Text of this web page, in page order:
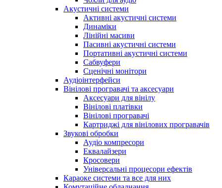
Акустичні системи
Активні акустичні системи
Динаміки
Лінійні масиви
Пасивні акустичні системи
Портативні акустичні системи
Сабвуфери
Сценічні монітори
Аудіоінтерфейси
Вінілові програвачі та аксесуари
Аксесуари для вінілу
Вінілові платівки
Вінілові програвачі
Картриджі для вінілових програвачів
Звукові обробки
Аудіо компресори
Еквалайзери
Кросовери
Універсальні процесори ефектів
Караоке системи та все для них